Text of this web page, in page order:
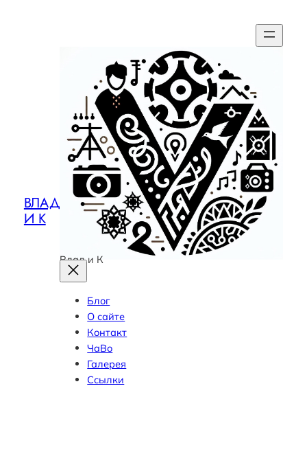
ВЛАД
И К
Влад и К
Блог
О сайте
Контакт
ЧаВо
Галерея
Ссылки